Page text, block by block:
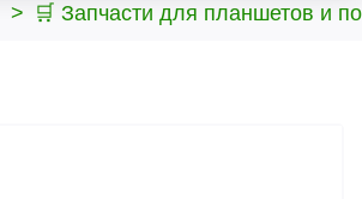
> 🛒 Запчасти для планшетов и